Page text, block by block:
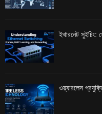
ইথারনেট সুইচিং:
ওয়্যারলেস